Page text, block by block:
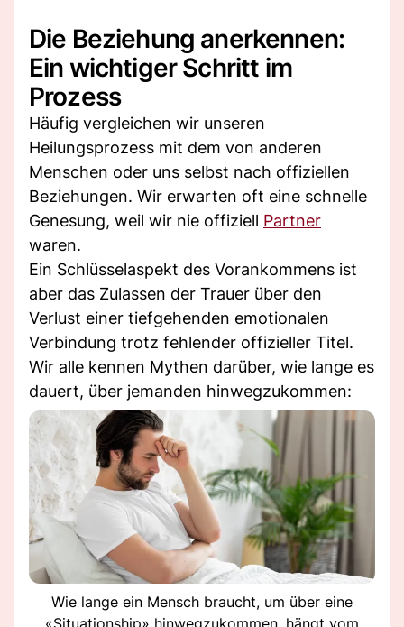
Die Beziehung anerkennen:
Ein wichtiger Schritt im
Prozess
Häufig vergleichen wir unseren
Heilungsprozess mit dem von anderen
Menschen oder uns selbst nach offiziellen
Beziehungen. Wir erwarten oft eine schnelle
Genesung, weil wir nie offiziell Partner
waren.
Ein Schlüsselaspekt des Vorankommens ist
aber das Zulassen der Trauer über den
Verlust einer tiefgehenden emotionalen
Verbindung trotz fehlender offizieller Titel.
Wir alle kennen Mythen darüber, wie lange es
dauert, über jemanden hinwegzukommen:
Wie lange ein Mensch braucht, um über eine
«Situationship» hinwegzukommen, hängt vom